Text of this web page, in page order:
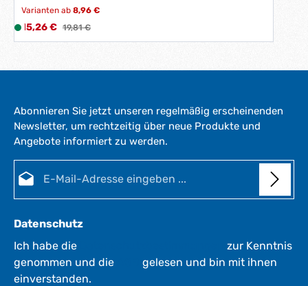
Varianten ab 8,96 €
Verkaufspreis:
L
i
f
z
e
i
t
:
1
-
W
e
r
15,26 € Regulärer Preis:
19,81 €
Abonnieren Sie jetzt unseren regelmäßig erscheinenden
Newsletter, um rechtzeitig über neue Produkte und
Angebote informiert zu werden.
Datenschutz
Ich habe die
zur Kenntnis
genommen und die
gelesen und bin mit ihnen
einverstanden.